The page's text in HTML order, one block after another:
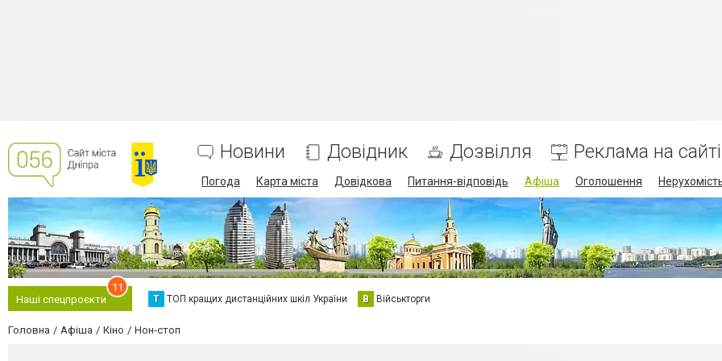
Новини Довідник Дозвілля Реклама на сайті
Погода Карта міста Довідкова Питання-відповідь Афіша Оголошення
Наші спецпроєкти
11
Т ТОП кращих дистанційних шкіл України В Військторги
Головна Афіша Кіно Нон-стоп